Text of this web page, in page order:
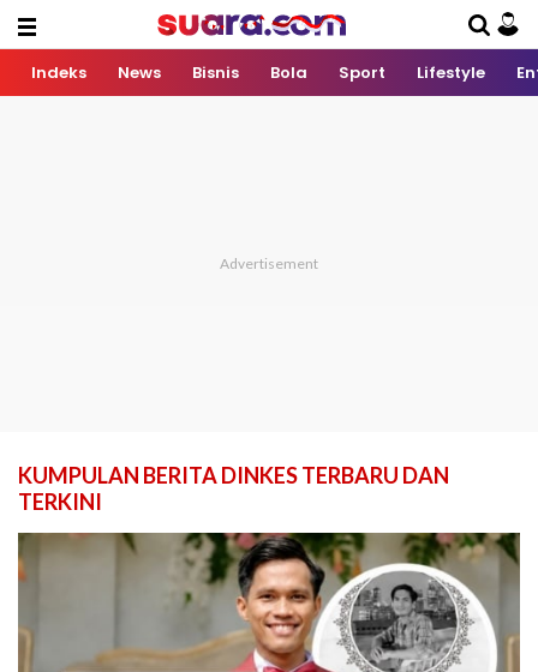
Indeks News Bisnis Bola Sport Lifestyle
KUMPULAN BERITA DINKES TERBARU DAN
TERKINI